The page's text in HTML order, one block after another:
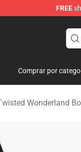
FREE
Comprar por
Wonderland